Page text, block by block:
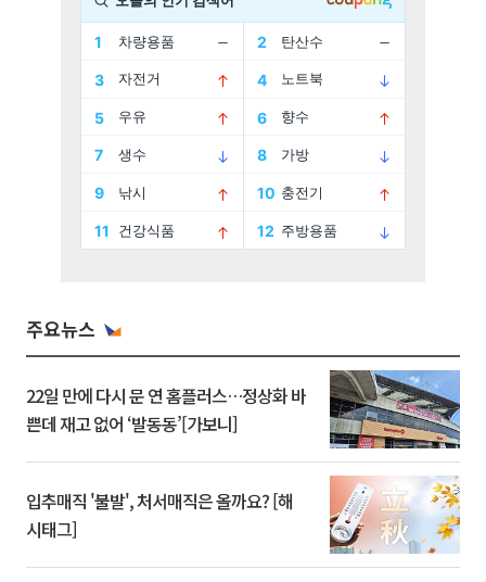
주요뉴스
22일 만에 다시 문 연 홈플러스…정상화 바
쁜데 재고 없어 ‘발동동’[가보니]
입추매직 '불발', 처서매직은 올까요? [해
시태그]